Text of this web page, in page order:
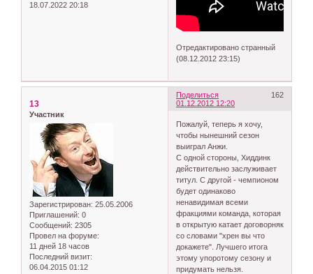
18.07.2022 20:18
Отредактировано странный
(08.12.2012 23:15)
Поделиться
162
01.12.2012 12:20
13
Участник
Зарегистрирован: 25.05.2006
Приглашений: 0
Сообщений: 2305
Провел на форуме:
11 дней 18 часов
Последний визит:
06.04.2015 01:12
Пожалуй, теперь я хочу,
чтобы нынешний сезон
выиграл Анжи.
С одной стороны, Хиддинк
действительно заслуживает
титул. С другой - чемпионом
будет одинаково
ненавидимая всеми
фракциями команда, которая
в открытую катает договорняк
со словами "хрен вы что
докажете". Лучшего итога
этому упоротому сезону и
придумать нельзя.